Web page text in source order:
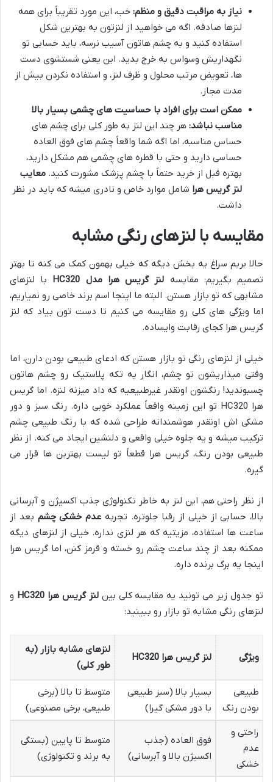
نیاز به مراقبت دقیق و منظم: خب، این مورد تقریباً برای همه
لنزها صادقه. اگه می خواهید از لنزتون به بهترین شکل
استفاده کنید و به چشم هاتون آسیب نرسه، باید حسابی تو
نگهداریش وسواس به خرج بدید. این یعنی شستشوی دست
ها، تعویض مرتب محلول و ظرف لنز، و استفاده نکردن بیش از
مدت مجاز.
ممکن است برای افراد با حساسیت های چشمی بسیار بالا
مناسب نباشد: هر چند این لنز به طور کلی برای چشم های
حساس مناسبه، اما اگه شما واقعاً چشم های فوق العاده
حساسی دارید و حتی با قطره های چشمی هم مشکل دارید،
بهتره قبل از خرید حتماً با چشم پزشک مشورت کنید. معایب
لنز گریس هرا شامل موارد خاص و نادری میشه که باید در نظر
داشت.
مقایسه با لنزهای رنگی مشابه
حالا بریم سراغ یه بخش دیگه که خیلی بهمون کمک می کنه تا بهتر
تصمیم بگیریم: مقایسه لنز گریس هرا مدل HC320
با لنزهای
مشابهی که تو بازار هستن. البته ما اینجا اسم برند خاصی رو نمیاریم،
اما ویژگی های کلی رو مقایسه می کنیم تا دست تون بیاد که لنز
گریس هرا کجای رقابت وایساده.
خیلی از لنزهای رنگی تو بازار هستن که ادعای طبیعی بودن دارن، اما
وقتی میذاریشون تو چشم، انگار یه تکه پلاستیک رو چشم هاتون
چسبوندید! رنگشون اونقدر غیرطبیعیه که داد میزنه لنزه. اما گریس
هرا HC320 تو این زمینه واقعاً عملکرد خوبی داره. رنگ سبز و دور
مشکی اش اونقدر هوشمندانه طراحی شده که با رنگ طبیعی چشم
ترکیب میشه و یه جلوه خیلی واقعی و دلنشین ایجاد می کنه. از نظر
طبیعی بودن رنگ، گریس هرا قطعاً تو لیست بهترین ها قرار می
گیره.
از نظر راحتی هم، این لنز به خاطر تکنولوژی جذب اکسیژن و آبرسانی
بالا، حسابی از خیلی از رقبا جلوتره. تجربه عدم خشکی چشم بعد از
ساعت ها استفاده، مزیتیه که هر لنزی نداره. خیلی از لنزهای دیگه
ممکنه بعد از چند ساعت چشم رو خسته و قرمز کنن، اما گریس هرا
اینجا یه برگ برنده داره.
تو جدول زیر می تونید یه مقایسه کلی بینلنز گریس هرا HC320
و
لنزهای رنگی مشابه تو بازار رو ببینید:
ویژگی لنز گریس هرا HC320
لنزهای مشابه بازار (به
طور کلی)
طبیعی
بودن رنگ
بسیار بالا (سبز طبیعی
با دور مشکی گیرا)
متوسط تا بالا (برخی
طبیعی، برخی مصنوعی)
راحتی و
عدم
خشکی
فوق العاده (جذب
اکسیژن بالا و آبرسانی)
متوسط تا پایین (بستگی
به برند و تکنولوژی)